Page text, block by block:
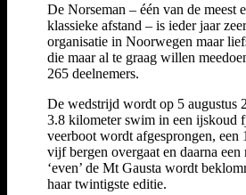
De Norseman – één van de meest
klassieke afstand – is ieder jaar
organisatie in Noorwegen maar
die maar al te graag willen
265 deelnemers.
De wedstrijd wordt op 5 augustus
3.8 kilometer swim in een ijskoud
veerboot wordt afgesprongen,
vijf bergen overgaat en daarna
‘even’ de Mt Gausta wordt
haar twintigste editie.